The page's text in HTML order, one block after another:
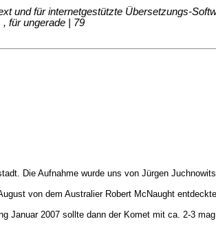
und für internetgestützte Übersetzungs-
für ungerade | 79
Die Aufnahme wurde uns von Jürgen
von dem Australier Robert McNaught
Januar 2007 sollte dann der Komet mit ca. 2-3